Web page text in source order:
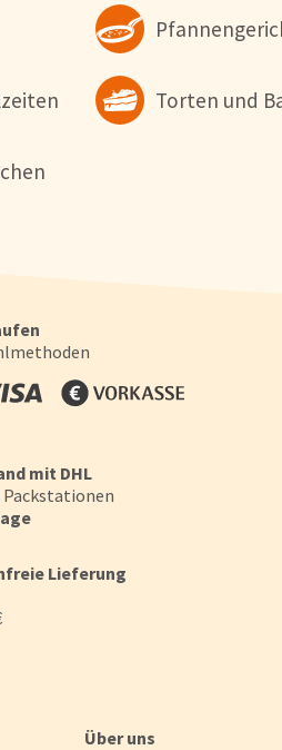
Torten und
mit DHL
Lieferung
Über uns
erhalten Sie in unserer
Alle